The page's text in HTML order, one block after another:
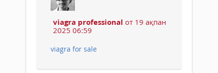
viagra professional от 19 ақпан
2025 06:59
viagra for sale